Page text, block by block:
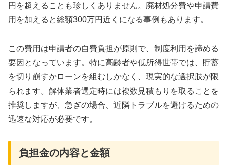
円を超えることも珍しくありません。廃材処分費や申請費
用を加えると総額300万円近くになる事例もあります。
この費用は申請者の自費負担が原則で、制度利用を諦める
要因となっています。特に高齢者や低所得世帯では、貯蓄
を切り崩すかローンを組むしかなく、現実的な選択肢が限
られます。解体業者選定時には複数見積もりを取ることを
推奨しますが、急ぎの場合、近隣トラブルを避けるための
迅速な対応が必要です。
負担金の内容と金額